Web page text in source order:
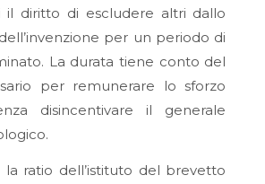
il diritto di escludere altri dallo
per un periodo di
La durata tiene conto del
per remunerare lo sforzo
disincentivare il generale
la ratio dell’istituto del brevetto